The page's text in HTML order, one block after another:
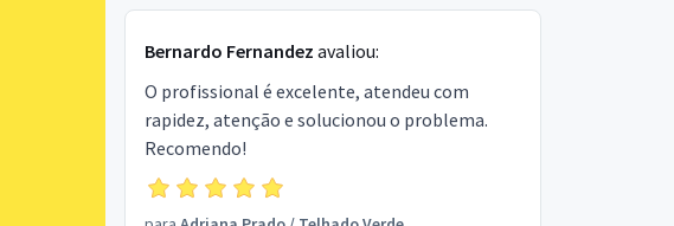
Bernardo Fernandez avaliou:
O profissional é excelente, atendeu com
rapidez, atenção e solucionou o problema.
Recomendo!